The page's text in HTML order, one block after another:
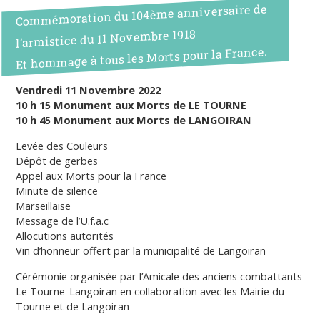
Commémoration du 104ème anniversaire de
l’armistice du 11 Novembre 1918
Et hommage à tous les Morts pour la France.
Vendredi 11 Novembre 2022
10 h 15 Monument aux Morts de LE TOURNE
10 h 45 Monument aux Morts de LANGOIRAN
Levée des Couleurs
Dépôt de gerbes
Appel aux Morts pour la France
Minute de silence
Marseillaise
Message de l’U.f.a.c
Allocutions autorités
Vin d’honneur offert par la municipalité de Langoiran
Cérémonie organisée par l’Amicale des anciens combattants
Le Tourne-Langoiran en collaboration avec les Mairie du
Tourne et de Langoiran